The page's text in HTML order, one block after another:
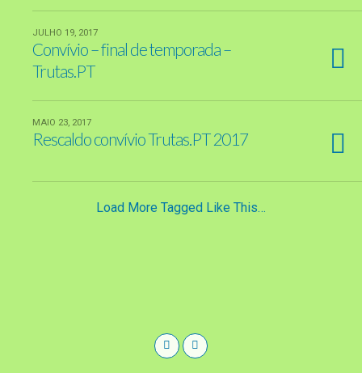
JULHO 19, 2017
Convívio – final de temporada –
Trutas.PT
MAIO 23, 2017
Rescaldo convívio Trutas.PT 2017
Load More Tagged Like This…